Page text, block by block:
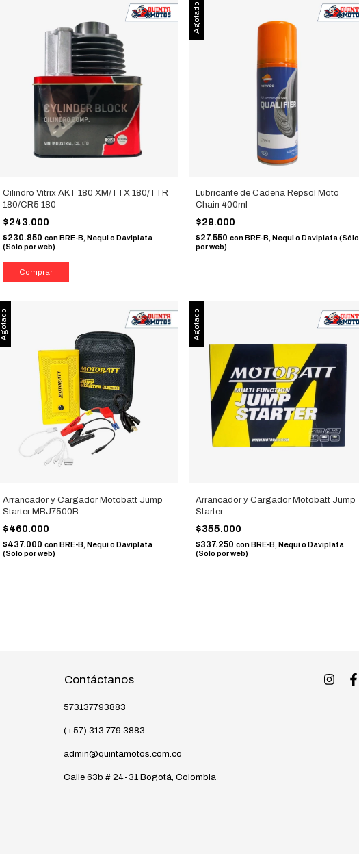
Cilindro Vitrix AKT 180 XM/TTX 180/TTR
180/CR5 180
$243.000
$230.850con BRE-B, Nequi o Daviplata
(Sólo por web)
Agotado
Lubricante de Cadena Repsol Moto
Chain 400ml
$29.000
$27.550 con BRE-B, Nequi o Daviplata (Sólo
por web)
Agotado
Arrancador y Cargador Motobatt Jump
Starter MBJ7500B
$460.000
$437.000con BRE-B, Nequi o Daviplata
(Sólo por web)
Agotado
Arrancador y Cargador Motobatt Jump
Starter
$355.000
$337.250 con BRE-B, Nequi o Daviplata
(Sólo por web)
Contáctanos
573137793883
(+57) 313 779 3883
admin@quintamotos.com.co
Calle 63b # 24-31 Bogotá, Colombia